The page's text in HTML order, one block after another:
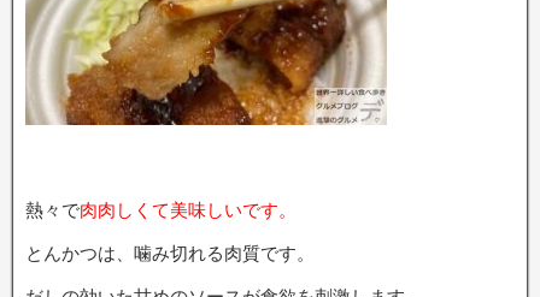
熱々で肉肉しくて美味しいです。
とんかつは、噛み切れる肉質です。